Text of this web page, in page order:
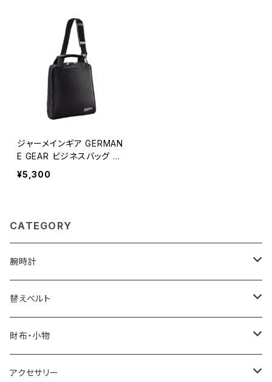
ジャーメインギア GERMAN
E GEAR ビジネスバッグ 33
751-1H メンズ ブラック
¥5,300
CATEGORY
腕時計
ELGIN
SALVATORE MARRA
CASIO
替えベルト
COACH
DANIEL WELLINGTON
財布・小物
SONNE
アクセサリー